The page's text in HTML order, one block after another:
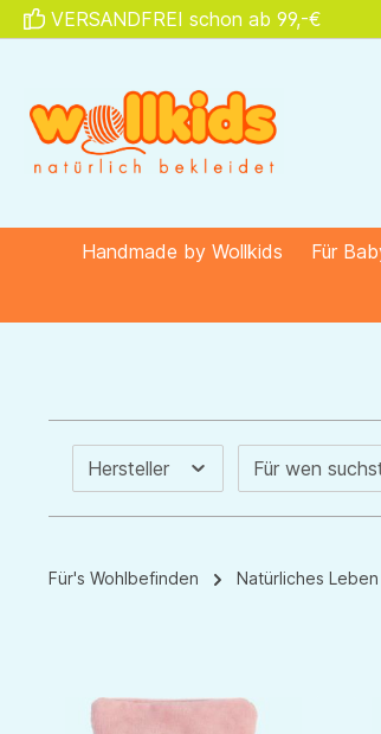
Zur Hauptnavigation springen
VERSANDFREI schon ab 99,-€
Handmade by Wollkids Für
Hersteller Für wen
Für's Wohlbefinden Natürliches Leben